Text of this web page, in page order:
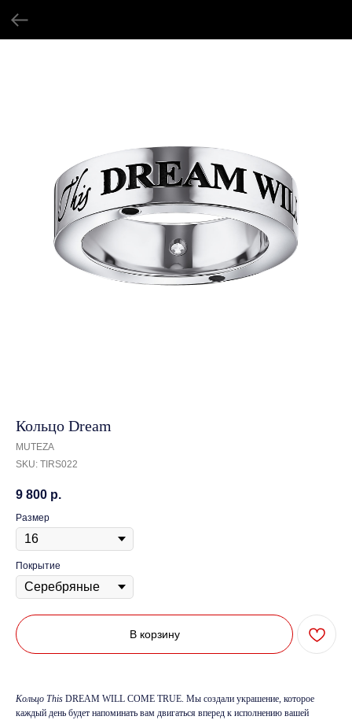
Кольцо Dream
MUTEZA
SKU: TIRS022
9 800 р.
Размер
Покрытие
В корзину
Кольцо This DREAM WILL COME TRUE. Мы создали украшение, которое
каждый день будет напоминать вам двигаться вперед к исполнению вашей